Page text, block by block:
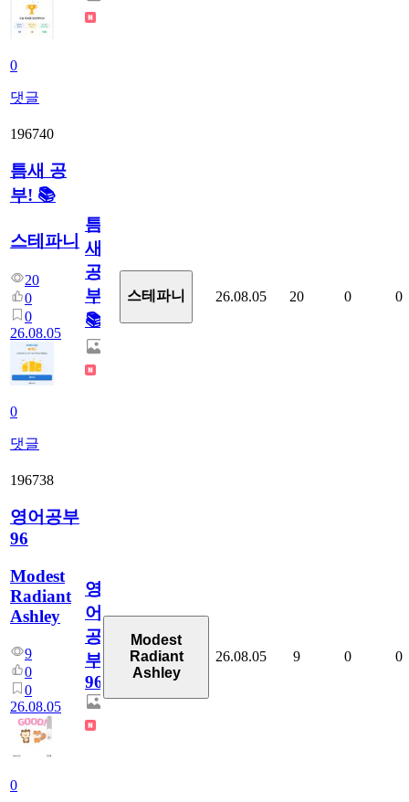
0
댓글
196740
틈새 공
부! 📚
스테파니
20
0
0
26.08.05
0
댓글
틈
새
공
부!
📚
스테파니 26.08.05 20 0 0
196738
영어공부
96
Modest
Radiant
Ashley
9
0
0
26.08.05
0
영
어
공
부
96
Modest
Radiant
Ashley
26.08.05 9 0 0